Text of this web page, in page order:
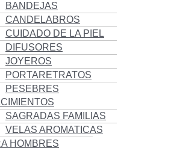
BANDEJAS
CANDELABROS
CUIDADO DE LA PIEL
DIFUSORES
JOYEROS
PORTARETRATOS
PESEBRES
SAGRADAS FAMILIAS
VELAS AROMATICAS
HOMBRES